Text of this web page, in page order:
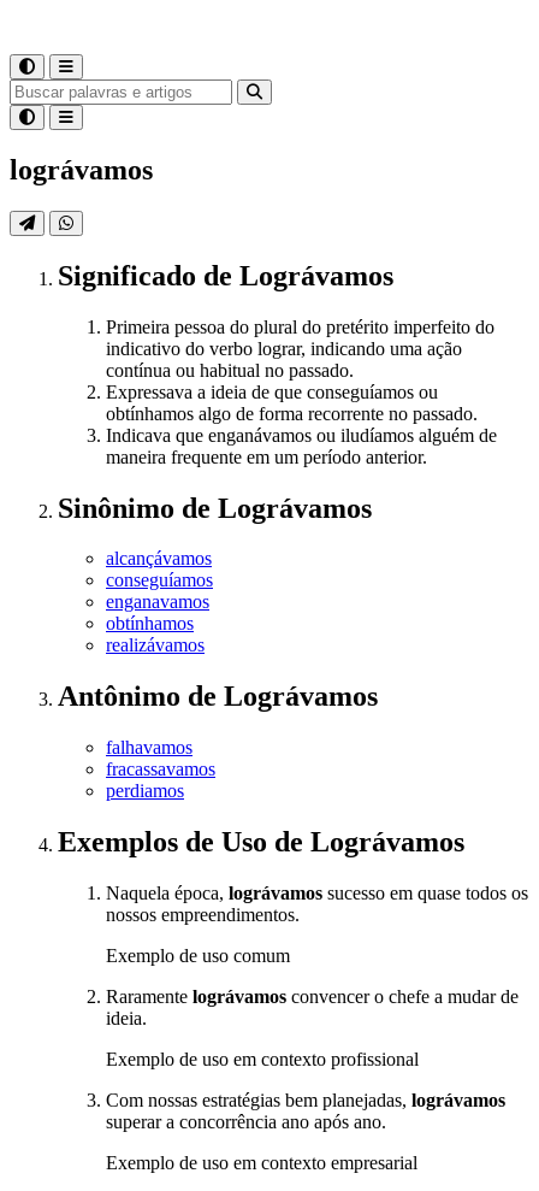
lográvamos
Significado de Lográvamos
Primeira pessoa do plural do pretérito imperfeito do
indicativo do verbo lograr, indicando uma ação
contínua ou habitual no passado.
Expressava a ideia de que conseguíamos ou
obtínhamos algo de forma recorrente no passado.
Indicava que enganávamos ou iludíamos alguém de
maneira frequente em um período anterior.
Sinônimo de Lográvamos
alcançávamos
conseguíamos
enganavamos
obtínhamos
realizávamos
Antônimo de Lográvamos
falhavamos
fracassavamos
perdiamos
Exemplos de Uso de Lográvamos
Naquela época, lográvamos sucesso em quase todos os
nossos empreendimentos.
Exemplo de uso comum
Raramente lográvamos convencer o chefe a mudar de
ideia.
Exemplo de uso em contexto profissional
Com nossas estratégias bem planejadas, lográvamos
superar a concorrência ano após ano.
Exemplo de uso em contexto empresarial